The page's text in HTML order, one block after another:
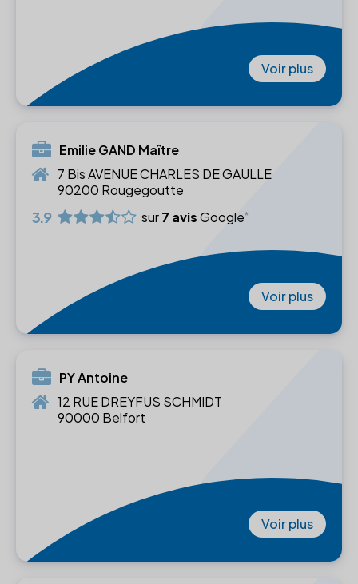
Voir plus
Emilie GAND Maître
7 Bis AVENUE CHARLES DE GAULLE
90200 Rougegoutte
3.9 sur7 avisGoogle
Voir plus
PY Antoine
12 RUE DREYFUS SCHMIDT
90000 Belfort
Voir plus